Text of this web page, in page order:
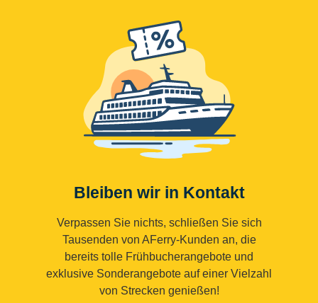
Bleiben wir in Kontakt
Verpassen Sie nichts, schließen Sie sich
Tausenden von AFerry-Kunden an, die
bereits tolle Frühbucherangebote und
exklusive Sonderangebote auf einer Vielzahl
von Strecken genießen!